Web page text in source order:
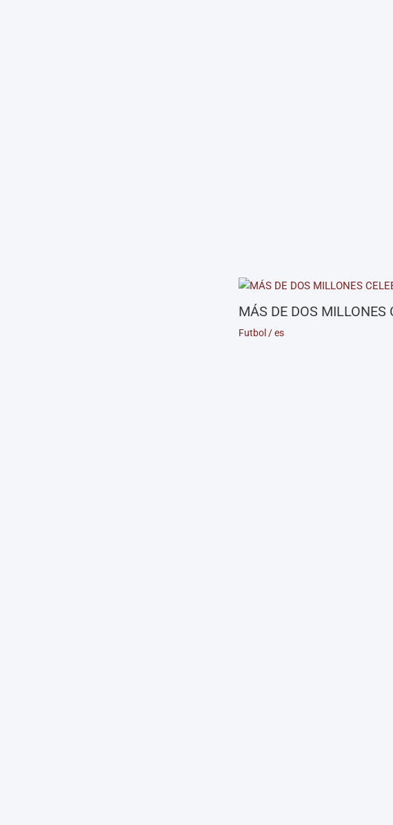
MÁS DE DOS MILLONES
Futbol /es